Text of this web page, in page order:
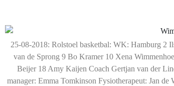
25-08-2018: Rolstoel basketbal: WK: Hamburg 2
van de Sprong 9 Bo Kramer 10 Xena
Beijer 18 Amy Kaijen Coach Gertjan van der
manager: Emma Tomkinson Fysiotherapeut: Jan